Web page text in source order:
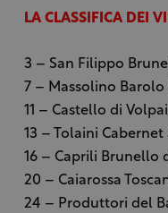
LA CLASSIFICA DEI
3 – San Filippo
7 – Massolino Barolo
11 – Castello di
13 – Tolaini Cabernet
16 – Caprili Brunello
20 – Caiarossa
24 – Produttori del